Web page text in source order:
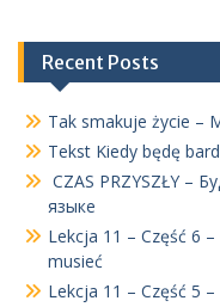
Recent Posts
Tak smakuje życie –
Tekst Kiedy będę
CZAS PRZYSZŁY –
языке
Lekcja 11 – Część 6 –
musieć
Lekcja 11 – Część 5